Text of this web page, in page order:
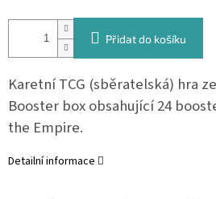
Přidat do košíku
Karetní TCG (sběratelská) hra
Booster box obsahující 24
the Empire.
Detailní informace